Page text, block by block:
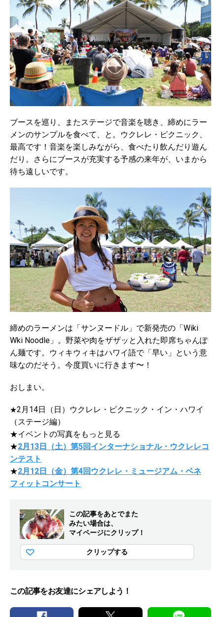
ブースを巡り、またステージで音楽を聴き、締めにラー
メンのサンプルを食べて、と。ウクレレ・ピクニック、
最高です！音楽を楽しみながら、食べたり飲んだり遊ん
だり。さらにブースが充実する予感の来年が、いまから
待ち遠しいです。
締めのラーメンは「サンヌードル」で新発売の「Wiki
Wki Noodle」。野菜や肉をザザッと入れた即席ちゃんぽ
ん麺です。ウィキウィキはハワイ語で「早い」という意
味なのだそう。今度買いに行きます〜！
おしまい。
★2月14日（日）ウクレレ・ピクニック・イン・ハワイ
（ステージ編）
★イベントの写真をもっと見る
★2月13日（土）第5回インターナショナル・ウクレレコ
ンテスト
★2月12日（金）第4回ウクレレ・ミュージアム・ベネ
フィットコンサート
この記事をあとでまた
みたい場合は、
マイページにクリップ！
クリップする
この記事をお友達にシェアしよう！